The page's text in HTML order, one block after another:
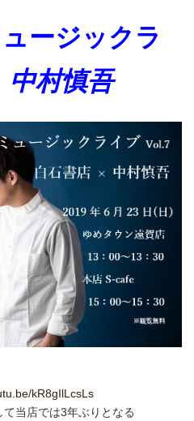
ージックラ
中村慎吾
kR8gIlLcsLs
て当店では3年ぶりとなる